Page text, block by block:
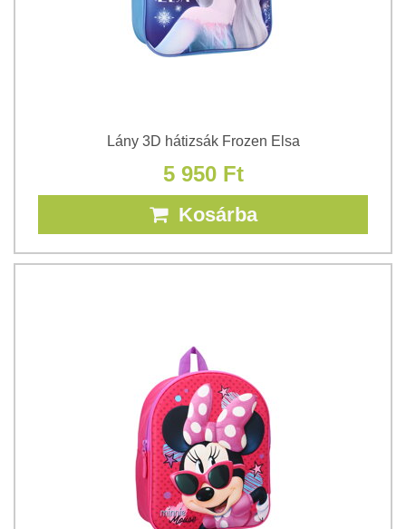
Lány 3D hátizsák Frozen Elsa
5 950 Ft
Kosárba